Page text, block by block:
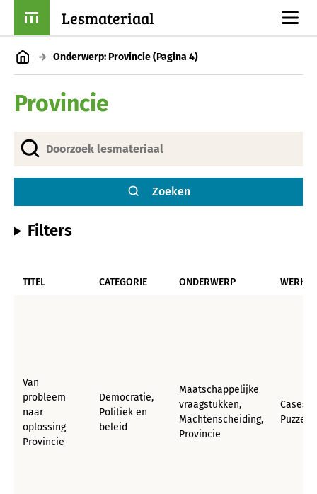
Lesmateriaal
Onderwerp: Provincie(Pagina 4)
Provincie
Zoeken
Filters
TITEL CATEGORIE ONDERWERP
Van
probleem
naar
oplossing
Provincie
Democratie,
Politiek en
beleid
Maatschappelijke
vraagstukken,
Machtenscheiding,
Provincie
Cases,
Puzzel